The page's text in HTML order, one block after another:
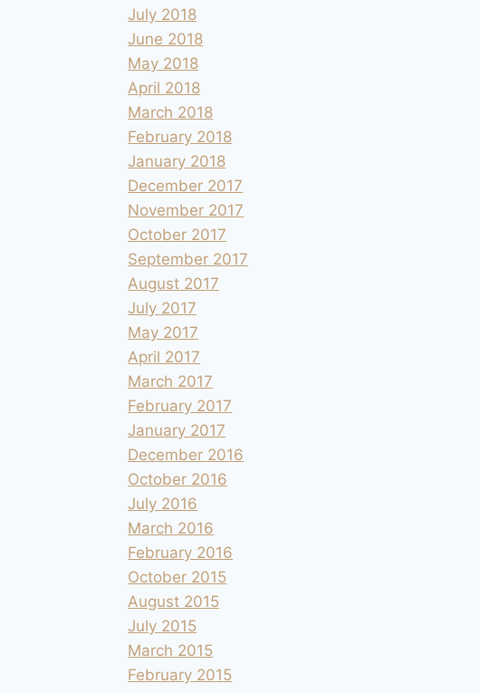
July 2018
June 2018
May 2018
April 2018
March 2018
February 2018
January 2018
December 2017
November 2017
October 2017
September 2017
August 2017
July 2017
May 2017
April 2017
March 2017
February 2017
January 2017
December 2016
October 2016
July 2016
March 2016
February 2016
October 2015
August 2015
July 2015
March 2015
February 2015